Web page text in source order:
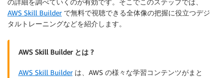
AWS Skill Builderで無料で視聴できる全体像の把握に役立つデジ
タルトレーニングなどを紹介します。
AWS Skill Builder とは ?
AWS Skill Builderは、AWS の様々な学習コンテンツがまと